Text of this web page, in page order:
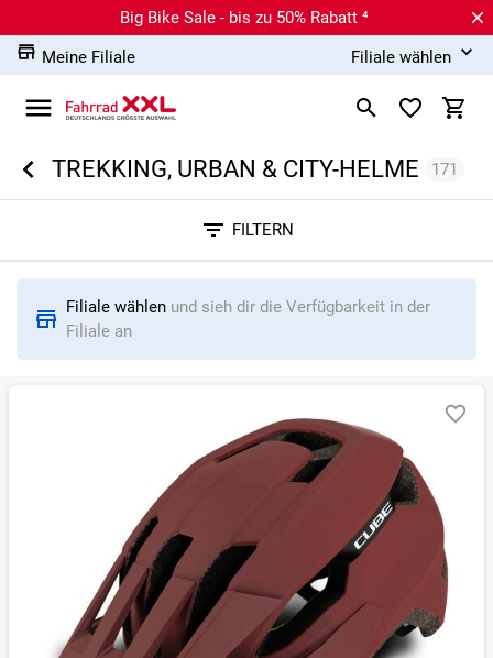
Big Bike Sale - bis zu 50% Rabatt ⁴
Meine Filiale
Filiale wählen
TREKKING, URBAN & CITY-HELME 171
FILTERN
Filiale wählen und sieh dir die Verfügbarkeit in der
Filiale an